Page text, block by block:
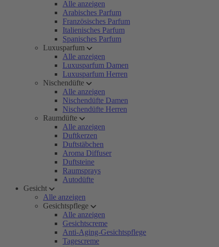
Alle anzeigen
Arabisches Parfum
Französisches Parfum
Italienisches Parfum
Spanisches Parfum
Luxusparfum
Alle anzeigen
Luxusparfum Damen
Luxusparfum Herren
Nischendüfte
Alle anzeigen
Nischendüfte Damen
Nischendüfte Herren
Raumdüfte
Alle anzeigen
Duftkerzen
Duftstäbchen
Aroma Diffuser
Duftsteine
Raumsprays
Autodüfte
Gesicht
Alle anzeigen
Gesichtspflege
Alle anzeigen
Gesichtscreme
Anti-Aging-Gesichtspflege
Tagescreme